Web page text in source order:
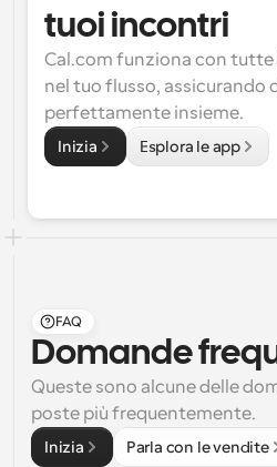
tuoi incontri
Cal.com funziona con tutte
nel tuo flusso,
perfettamente insieme.
Inizia Esplora le app
FAQ
Domande
Queste sono alcune delle
poste più frequentemente.
Inizia Parla con le vendite